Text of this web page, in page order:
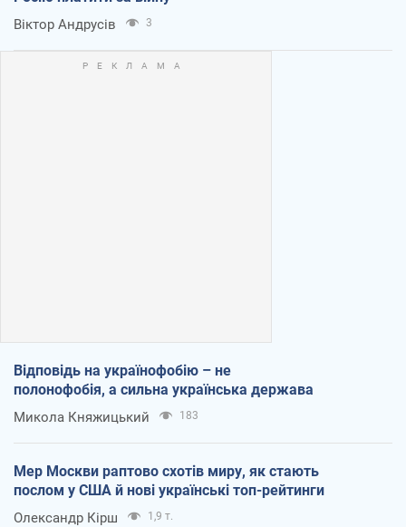
Віктор Андрусів 3
Відповідь на українофобію – не
полонофобія, а сильна українська держава
Микола Княжицький 183
Мер Москви раптово схотів миру, як стають
послом у США й нові українські топ-рейтинги
Олександр Кірш 1,9 т.